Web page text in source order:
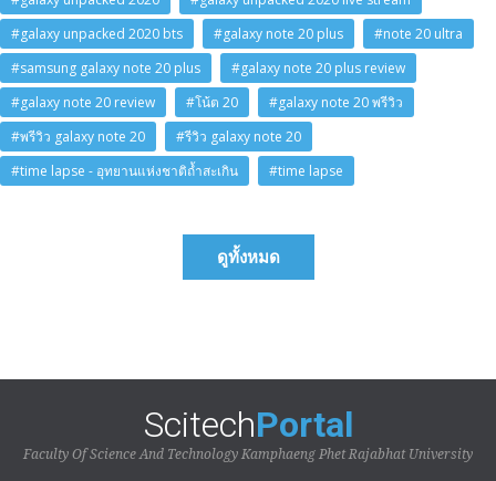
#galaxy unpacked 2020 bts
#galaxy note 20 plus
#note 20 ultra
#samsung galaxy note 20 plus
#galaxy note 20 plus review
#galaxy note 20 review
#โน้ต 20
#galaxy note 20 พรีวิว
#พรีวิว galaxy note 20
#รีวิว galaxy note 20
#time lapse - อุทยานแห่งชาติถ้ำสะเกิน
#time lapse
ดูทั้งหมด
ScitechPortal
Faculty Of Science And Technology Kamphaeng Phet Rajabhat University